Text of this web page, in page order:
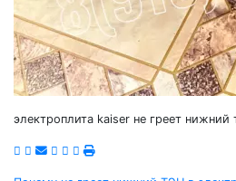
электроплита kaiser не греет нижний